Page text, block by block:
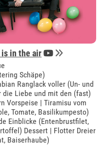
is in the air
Schäpe)
Ranglack voller (Un- und
die Liebe und mit den (fast)
Vorspeise | Tiramisu vom
Tomate, Basilikumpesto)
Einblicke (Entenbrustfilet,
Dessert | Flotter Dreier
Baiserhaube)